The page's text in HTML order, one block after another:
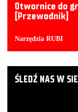
Otwornice do
[Przewodnik]
Narzędzia RUBI
ŚLEDŹ NAS W